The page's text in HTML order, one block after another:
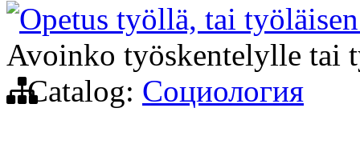
Opetus työllä, tai
Avoinko työskentelylle tai
Catalog: Социология